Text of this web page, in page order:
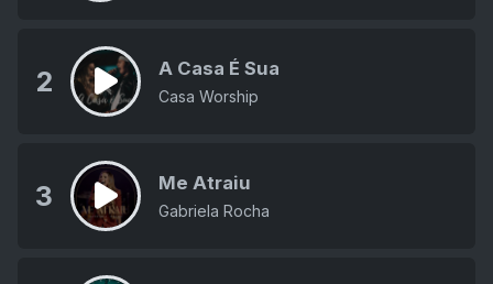
2 A Casa É Sua
Casa Worship
3 Me Atraiu
Gabriela Rocha